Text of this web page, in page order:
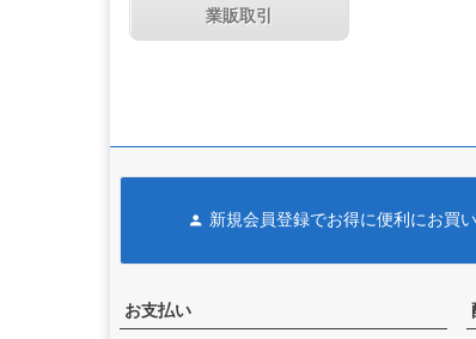
Figurati Designs（フィグラ
D&D エキゾースト（ディー
た。
業販取引
新規会員登録でお得に便利にお買
お支払い